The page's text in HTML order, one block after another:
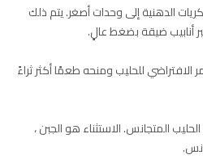
الدهنية إلى وحدات أصغر. يتم ذلك
أنابيب ضيقة بضغط عالٍ.
للحليب ومنحه طعمًا أكثر ثراءً
المتجانس. الاستثناء هو الجبن ،